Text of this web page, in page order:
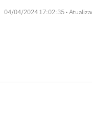
04/04/2024 17:02:35 •